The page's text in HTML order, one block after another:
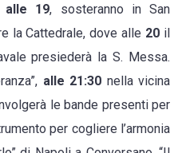
alle 19, sosteranno in San
la Cattedrale, dove alle 20 il
presiederà la S. Messa.
alle 21:30 nella vicina
le bande presenti per
per cogliere l’armonia